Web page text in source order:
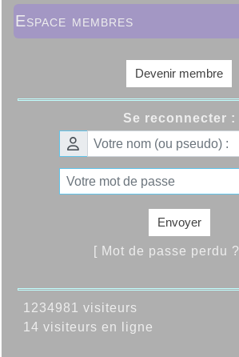
Espace membres
Devenir membre
Se reconnecter :
Envoyer
[ Mot de passe perdu ?
1234981 visiteurs
14 visiteurs en ligne